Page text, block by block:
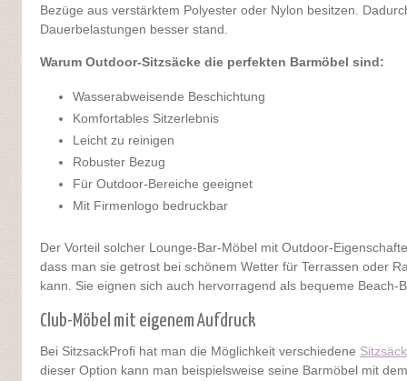
Bezüge aus verstärktem Polyester oder Nylon besitzen.
Dauerbelastungen besser stand.
Warum Outdoor-Sitzsäcke die perfekten Barmöbel sind:
Wasserabweisende Beschichtung
Komfortables Sitzerlebnis
Leicht zu reinigen
Robuster Bezug
Für Outdoor-Bereiche geeignet
Mit Firmenlogo bedruckbar
Der Vorteil solcher Lounge-Bar-Möbel mit Outdoor-
dass man sie getrost bei schönem Wetter für Terrassen oder
kann. Sie eignen sich auch hervorragend als bequeme Beach-
Club-Möbel mit eigenem Aufdruck
Bei SitzsackProfi hat man die Möglichkeit verschiedene
dieser Option kann man beispielsweise seine Barmöbel mit